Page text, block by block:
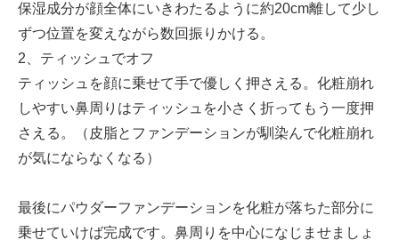
保湿成分が顔全体にいきわたるように約20cm離して少し
ずつ位置を変えながら数回振りかける。
2、ティッシュでオフ
ティッシュを顔に乗せて手で優しく押さえる。化粧崩れ
しやすい鼻周りはティッシュを小さく折ってもう一度押
さえる。（皮脂とファンデーションが馴染んで化粧崩れ
が気にならなくなる）
最後にパウダーファンデーションを化粧が落ちた部分に
乗せていけば完成です。鼻周りを中心になじませましょ